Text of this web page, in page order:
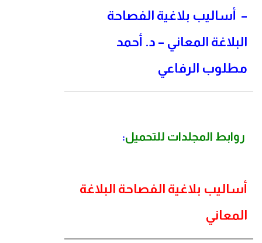
– أساليب بلاغية الفصاحة
البلاغة المعاني – د. أحمد
مطلوب الرفاعي
روابط المجلدات للتحميل:
أساليب بلاغية الفصاحة البلاغة
المعاني